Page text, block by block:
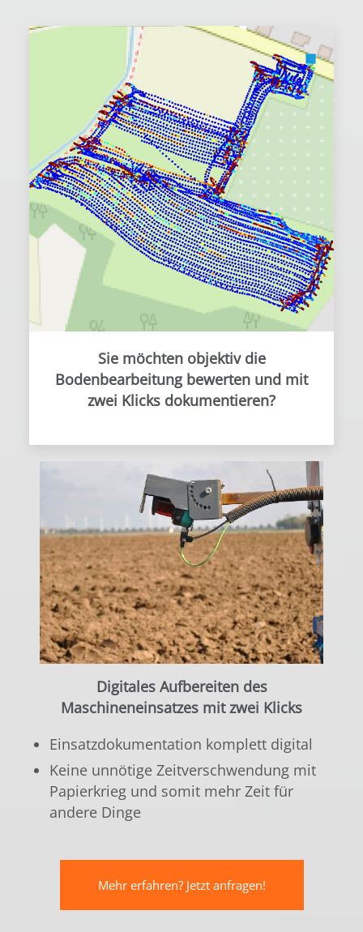
Sie möchten objektiv die
Bodenbearbeitung bewerten und mit
zwei Klicks dokumentieren?
Digitales Aufbereiten des
Maschineneinsatzes mit zwei Klicks
Einsatzdokumentation komplett digital
Keine unnötige Zeitverschwendung mit
Papierkrieg und somit mehr Zeit für
andere Dinge
Mehr erfahren? Jetzt anfragen!